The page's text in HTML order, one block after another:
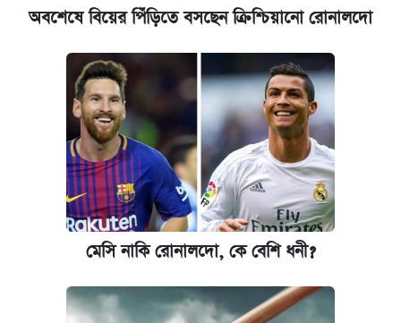
অবশেষে বিয়ের পিঁড়িতে বসছেন ক্রিশ্চিয়ানো রোনালদো
মেসি নাকি রোনালদো, কে বেশি ধনী?